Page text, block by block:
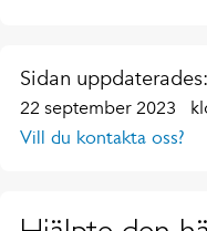
Sidan uppdaterades:
22 september 2023
Vill du kontakta oss?